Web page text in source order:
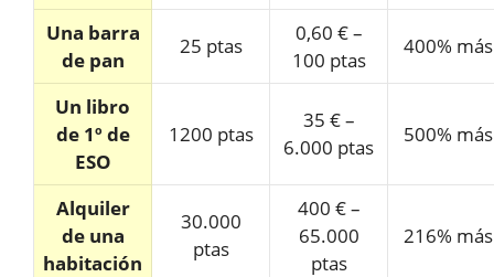
Una barra
de pan
25 ptas
0,60 € –
100 ptas
400% más
Un libro
de 1º de
ESO
1200 ptas
35 € –
6.000 ptas
500% más
Alquiler
de una
habitación
30.000
ptas
400 € –
65.000
ptas
216% más